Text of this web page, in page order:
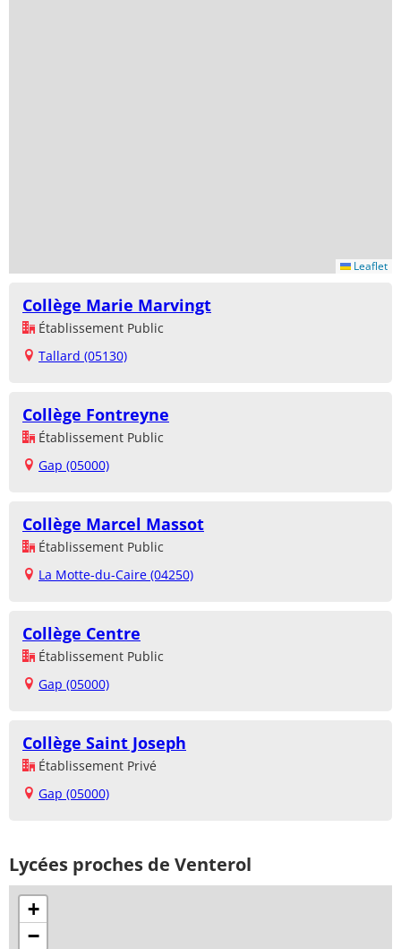
Leaflet
Collège Marie Marvingt
Établissement Public
Tallard (05130)
Collège Fontreyne
Établissement Public
Gap (05000)
Collège Marcel Massot
Établissement Public
La Motte-du-Caire (04250)
Collège Centre
Établissement Public
Gap (05000)
Collège Saint Joseph
Établissement Privé
Gap (05000)
Lycées proches de Venterol
+
−